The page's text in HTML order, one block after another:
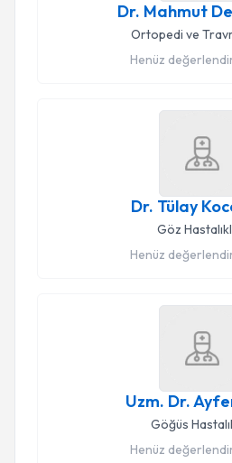
Dr. Mahmut
Ortopedi ve
Henüz
Dr. Tülay
Göz
Henüz
Uzm. Dr.
Göğüs
Henüz